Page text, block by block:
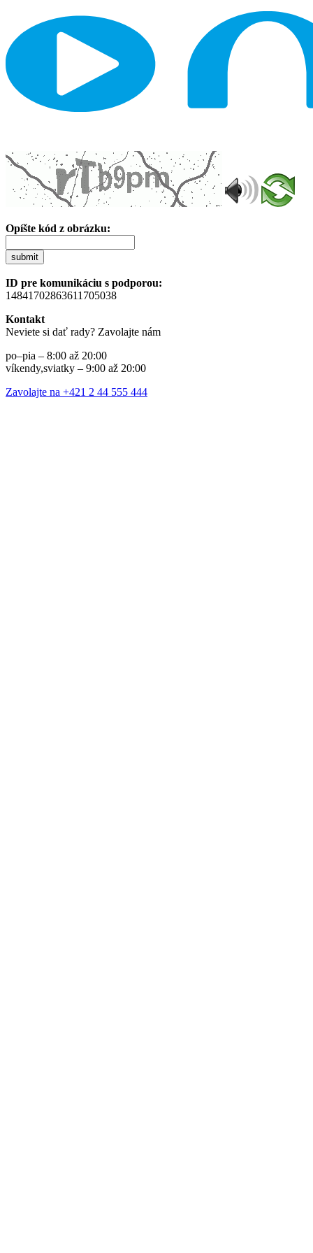
Opíšte kód z obrázku:
submit
ID pre komunikáciu s podporou:
14841702863611705038
Kontakt
Neviete si dať rady? Zavolajte nám
po–pia – 8:00 až 20:00
víkendy,sviatky – 9:00 až 20:00
Zavolajte na +421 2 44 555 444